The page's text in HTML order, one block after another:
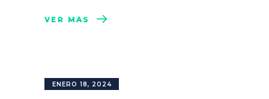
VER MÁS
ENERO 18, 2024